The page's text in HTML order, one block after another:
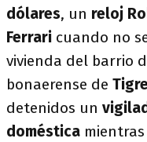
dólares, un reloj
Ferrari cuando no
vivienda del barrio
bonaerense de
detenidos un
doméstica